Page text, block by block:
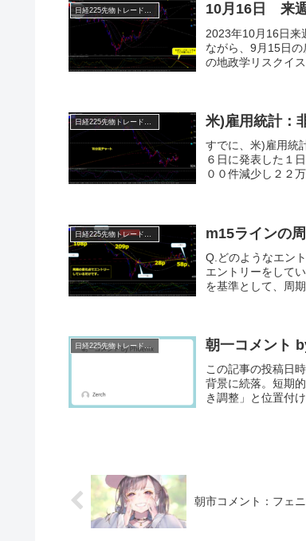
10月16日 来
2023年10月16日来
ながら、9月15日
の地政学リスクイ
日経225先物トレード倶楽部 米)雇用統計：
すでに、米)雇用統
６日に発表した１
００件減少し２２
m15ラインの
Q.どのようなエン
エントリーをして
を基準として、周
日経225先物トレード倶楽部 朝一コメント
この記事の投稿日
背景に続落。短期
き調整」と位置付
朝市コメント：フェ